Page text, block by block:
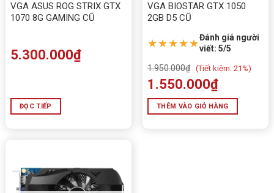
VGA ASUS ROG STRIX GTX
1070 8G GAMING CŨ
5.300.000₫
ĐỌC TIẾP
VGA BIOSTAR GTX 1050
2GB D5 CŨ
★★★★★Đánh giá người
viết: 5/5
1.950.000₫ (Tiết kiệm: 21%)
1.550.000₫
THÊM VÀO GIỎ HÀNG